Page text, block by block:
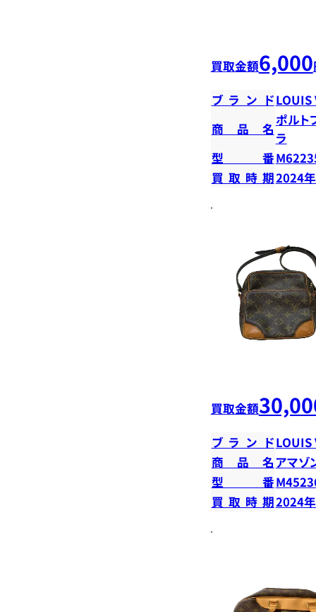
買取金額6,000
ブランドLOUIS
商品名
ポルト
ラ
型番
買取時期2024
買取金額
ブランドLOUIS
商品名アマゾ
型番
買取時期2024